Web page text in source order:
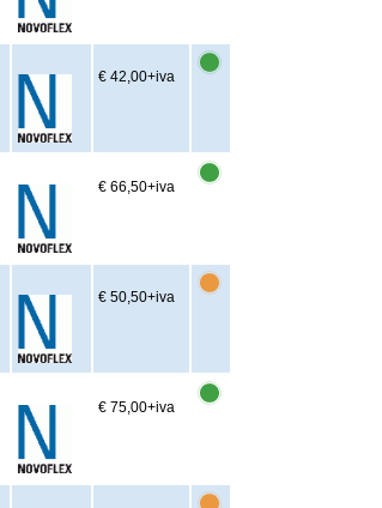
€ 42,00+iva
€ 66,50+iva
€ 50,50+iva
€ 75,00+iva